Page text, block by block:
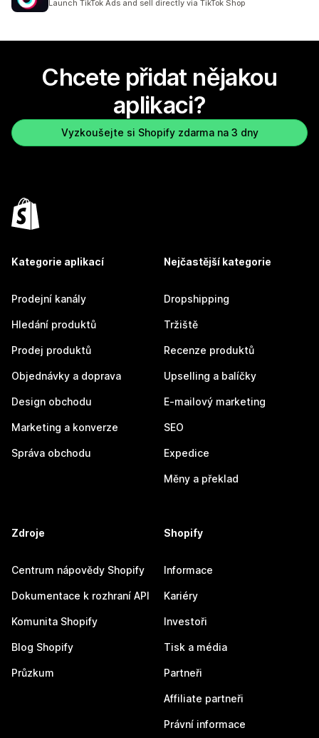
Launch TikTok Ads and sell directly via TikTok Shop
Chcete přidat nějakou
aplikaci?
Vyzkoušejte si Shopify zdarma na 3 dny
Kategorie aplikací
Prodejní kanály
Hledání produktů
Prodej produktů
Objednávky a doprava
Design obchodu
Marketing a konverze
Správa obchodu
Nejčastější kategorie
Dropshipping
Tržiště
Recenze produktů
Upselling a balíčky
E-mailový marketing
SEO
Expedice
Měny a překlad
Zdroje
Centrum nápovědy Shopify
Dokumentace k rozhraní API
Komunita Shopify
Blog Shopify
Průzkum
Shopify
Informace
Kariéry
Investoři
Tisk a média
Partneři
Affiliate partneři
Právní informace